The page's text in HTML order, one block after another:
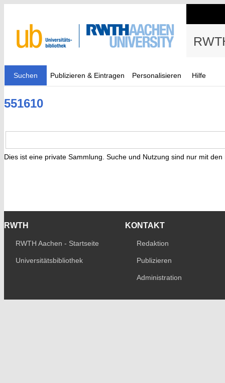
Suchen Publizieren & Eintragen Personalisieren Hilfe
551610
Dies ist eine private Sammlung. Suche und Nutzung sind nur mit
RWTH
RWTH Aachen - Startseite
Universitätsbibliothek
KONTAKT
Redaktion
Publizieren
Administration